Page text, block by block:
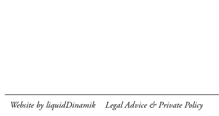
Website by liquidDinamik Legal Advice & Private Policy